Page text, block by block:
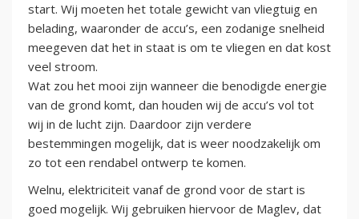
start. Wij moeten het totale gewicht van vliegtuig en
belading, waaronder de accu’s, een zodanige snelheid
meegeven dat het in staat is om te vliegen en dat kost
veel stroom.
Wat zou het mooi zijn wanneer die benodigde energie
van de grond komt, dan houden wij de accu’s vol tot
wij in de lucht zijn. Daardoor zijn verdere
bestemmingen mogelijk, dat is weer noodzakelijk om
zo tot een rendabel ontwerp te komen.
Welnu, elektriciteit vanaf de grond voor de start is
goed mogelijk. Wij gebruiken hiervoor de Maglev, dat